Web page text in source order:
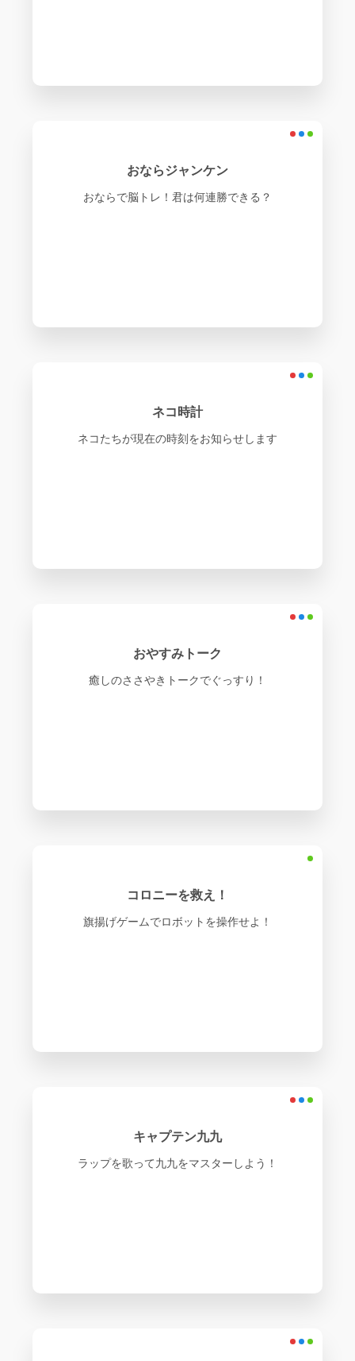
おならジャンケン
おならで脳トレ！君は何連勝できる？
ネコ時計
ネコたちが現在の時刻をお知らせします
おやすみトーク
癒しのささやきトークでぐっすり！
コロニーを救え！
旗揚げゲームでロボットを操作せよ！
キャプテン九九
ラップを歌って九九をマスターしよう！